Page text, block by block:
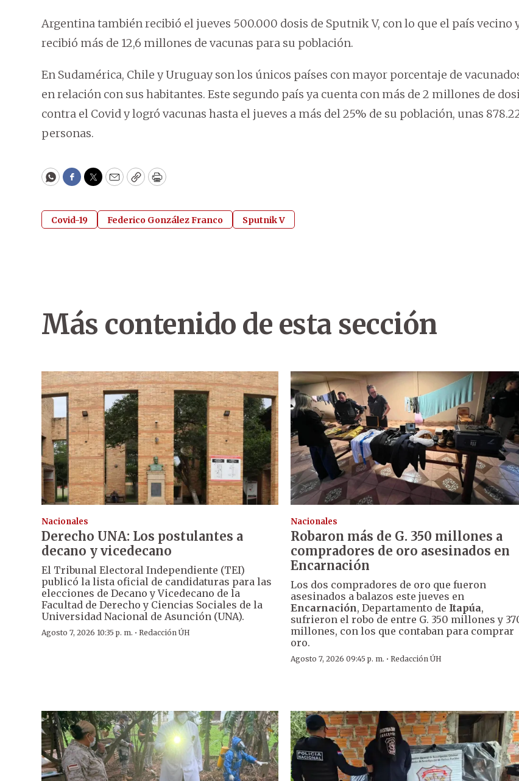
Argentina también recibió el jueves 500.000 dosis de Sputnik V, con lo que el país vecino
recibió más de 12,6 millones de vacunas para su población.
En Sudamérica, Chile y Uruguay son los únicos países con mayor porcentaje de
en relación con sus habitantes. Este segundo país ya cuenta con más de 2 millones de
contra el Covid y logró vacunas hasta el jueves a más del 25% de su población, unas
personas.
WhatsApp
Facebook
Twitter
EmailCopyPrint
Covid-19 Federico González Franco Sputnik V
Más contenido de esta sección
Nacionales
Derecho UNA: Los postulantes a
decano y vicedecano
El Tribunal Electoral Independiente (TEI)
publicó la lista oficial de candidaturas para las
elecciones de Decano y Vicedecano de la
Facultad de Derecho y Ciencias Sociales de la
Universidad Nacional de Asunción (UNA).
Agosto 7, 2026 10:35 p. m. · Redacción ÚH
Nacionales
Robaron más de G. 350 millones a
compradores de oro asesinados en
Encarnación
Los dos compradores de oro que fueron
asesinados a balazos este jueves en
Encarnación, Departamento de Itapúa,
sufrieron el robo de entre G. 350 millones y
millones, con los que contaban para comprar
oro.
Agosto 7, 2026 09:45 p. m. ·Redacción ÚH